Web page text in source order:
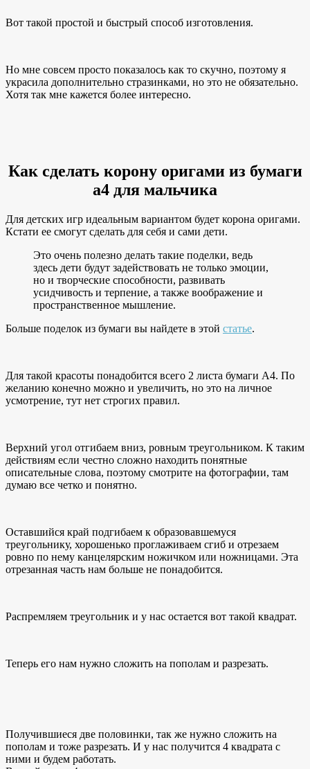
Вот такой простой и быстрый способ изготовления.
Но мне совсем просто показалось как то скучно, поэтому я
украсила дополнительно стразинками, но это не обязательно.
Хотя так мне кажется более интересно.
Как сделать корону оригами из бумаги
а4 для мальчика
Для детских игр идеальным вариантом будет корона оригами.
Кстати ее смогут сделать для себя и сами дети.
Это очень полезно делать такие поделки, ведь
здесь дети будут задействовать не только эмоции,
но и творческие способности, развивать
усидчивость и терпение, а также воображение и
пространственное мышление.
Больше поделок из бумаги вы найдете в этой статье.
Для такой красоты понадобится всего 2 листа бумаги А4. По
желанию конечно можно и увеличить, но это на личное
усмотрение, тут нет строгих правил.
Верхний угол отгибаем вниз, ровным треугольником. К таким
действиям если честно сложно находить понятные
описательные слова, поэтому смотрите на фотографии, там
думаю все четко и понятно.
Оставшийся край подгибаем к образовавшемуся
треугольнику, хорошенько проглаживаем сгиб и отрезаем
ровно по нему канцелярским ножичком или ножницами. Эта
отрезанная часть нам больше не понадобится.
Распремляем треугольник и у нас остается вот такой квадрат.
Теперь его нам нужно сложить на пополам и разрезать.
Получившиеся две половинки, так же нужно сложить на
пополам и тоже разрезать. И у нас получится 4 квадрата с
ними и будем работать.